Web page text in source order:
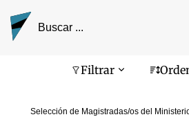
Filtrar
Selección de Magistradas/os del
Pantalla de búsqueda